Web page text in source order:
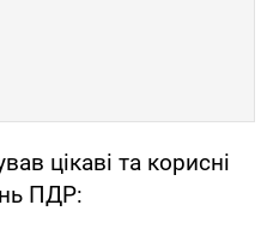
цікаві та корисні
ПДР: